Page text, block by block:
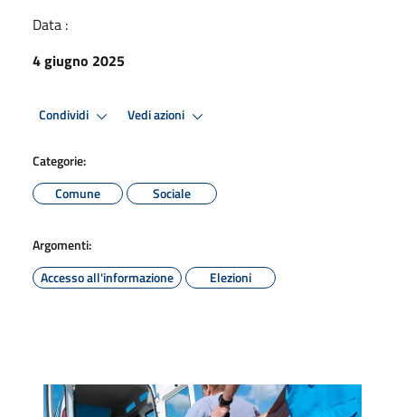
Data :
4 giugno 2025
Condividi Vedi azioni
Categorie:
Comune
Sociale
Argomenti:
Accesso all'informazione
Elezioni